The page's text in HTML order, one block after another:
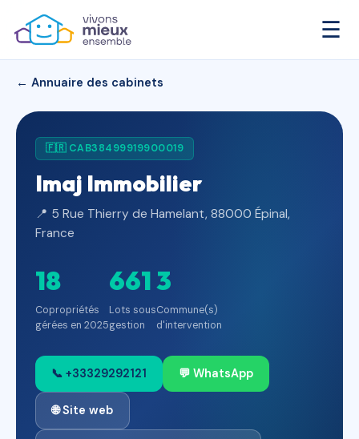
☰
← Annuaire des cabinets
🇫🇷 CAB38499919900019
Imaj Immobilier
📍 5 Rue Thierry de Hamelant, 88000 Épinal,
France
18
Copropriétés
gérées en 2025
661
Lots sous
gestion
3
Commune(s)
d'intervention
📞 +33329292121 💬 WhatsApp
🌐 Site web